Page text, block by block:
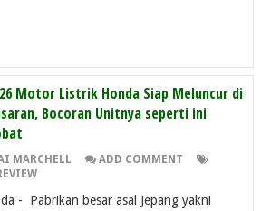
Motor Listrik Honda Siap Meluncur di
Bocoran Unitnya seperti ini
MARCHELL
ADD COMMENT
- Pabrikan besar asal Jepang yakni